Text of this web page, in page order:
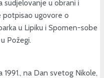
sudjelovanje u obrani i
potpisao ugovore o
u Lipiku i Spomen-sobe
Požegi.
1991., na Dan svetog Nikole,